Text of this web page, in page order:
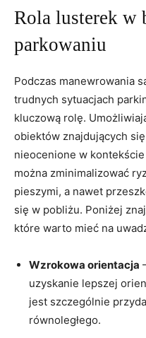
Rola lusterek w
parkowaniu
Podczas manewrowania
trudnych sytuacjach
kluczową rolę.
obiektów znajdujących
nieocenione w
można zminimalizować
pieszymi, a nawet
się w pobliżu. Poniżej
które warto mieć na
Wzrokowa orientacja
uzyskanie lepszej
jest szczególnie
równoległego.